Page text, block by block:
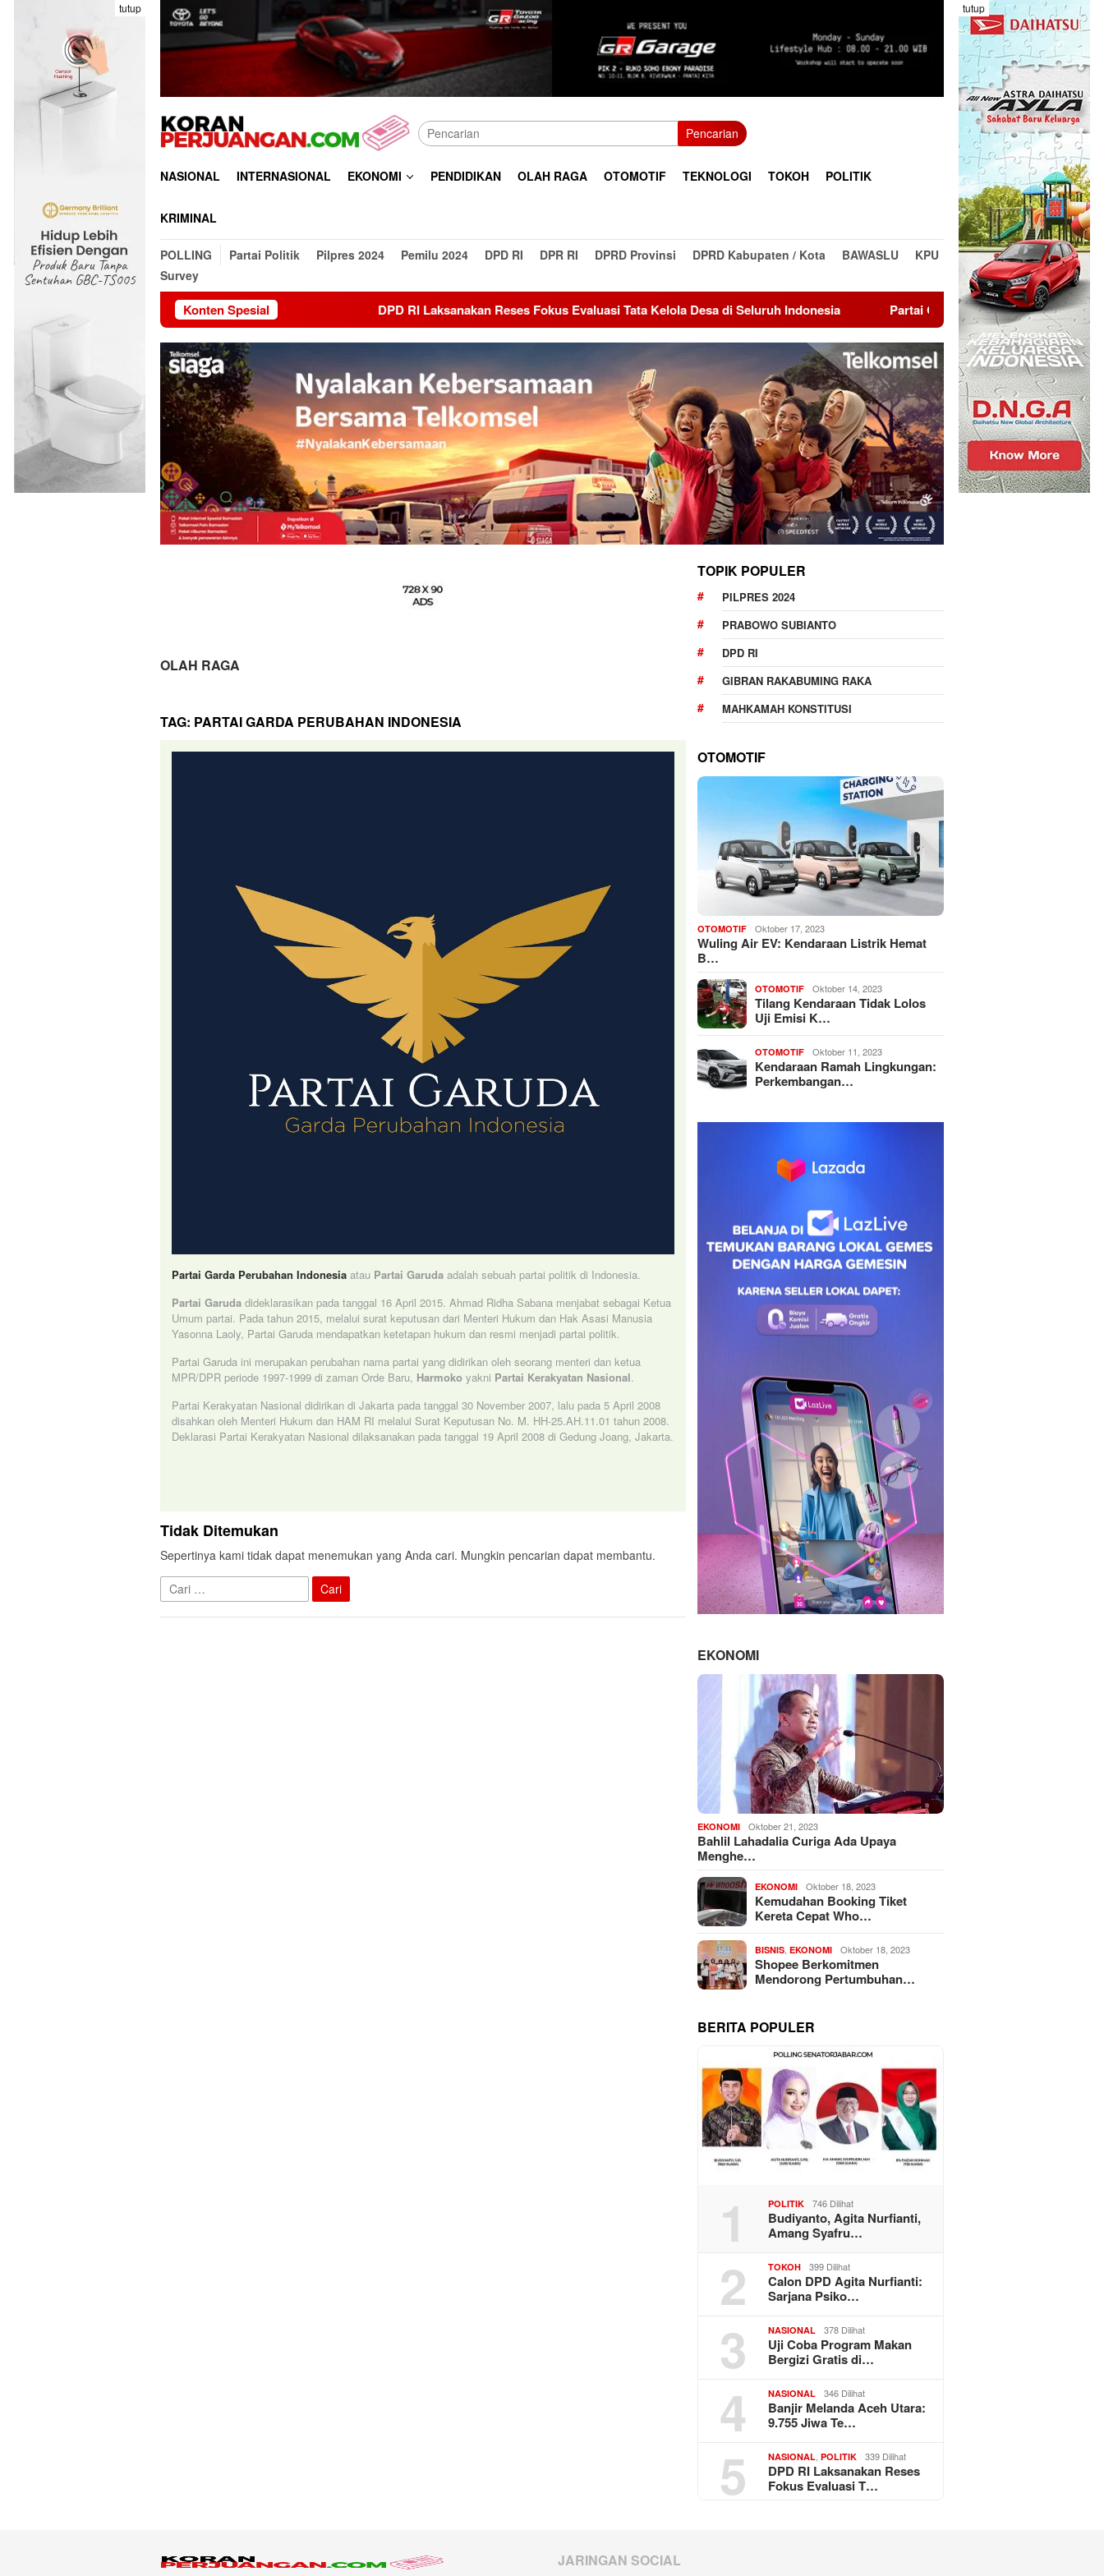
tutup tutup
Pencarian
NASIONAL INTERNASIONAL EKONOMI PENDIDIKAN OLAH RAGA OTOMOTIF TEKNOLOGI TOKOH POLITIK
KRIMINAL
POLLING Partai Politik Pilpres 2024 Pemilu 2024 DPD RI DPR RI DPRD Provinsi DPRD Kabupaten / Kota BAWASLU
KPU
Survey
Konten Spesial DPD RI Laksanakan Reses Fokus Evaluasi Tata Kelola Desa di Seluruh Indonesia Partai Gelora Dukung Gibran Rakabuming Raka
OLAH RAGA
TAG: PARTAI GARDA PERUBAHAN INDONESIA
Partai Garda Perubahan Indonesia atau Partai Garuda adalah sebuah partai politik di Indonesia.
Partai Garuda dideklarasikan pada tanggal 16 April 2015. Ahmad Ridha Sabana menjabat sebagai Ketua
Umum partai. Pada tahun 2015, melalui surat keputusan dari Menteri Hukum dan Hak Asasi Manusia
Yasonna Laoly, Partai Garuda mendapatkan ketetapan hukum dan resmi menjadi partai politik.
Partai Garuda ini merupakan perubahan nama partai yang didirikan oleh seorang menteri dan ketua
MPR/DPR periode 1997-1999 di zaman Orde Baru, Harmoko yakni Partai Kerakyatan Nasional.
Partai Kerakyatan Nasional didirikan di Jakarta pada tanggal 30 November 2007, lalu pada 5 April 2008
disahkan oleh Menteri Hukum dan HAM RI melalui Surat Keputusan No. M. HH-25.AH.11.01 tahun 2008.
Deklarasi Partai Kerakyatan Nasional dilaksanakan pada tanggal 19 April 2008 di Gedung Joang, Jakarta.
Tidak Ditemukan
Sepertinya kami tidak dapat menemukan yang Anda cari. Mungkin pencarian dapat membantu.
Cari
untuk:
TOPIK POPULER
PILPRES 2024
PRABOWO SUBIANTO
DPD RI
GIBRAN RAKABUMING RAKA
MAHKAMAH KONSTITUSI
OTOMOTIF
OTOMOTIF Oktober 17, 2023
Wuling Air EV: Kendaraan Listrik Hemat
B…
OTOMOTIF Oktober 14, 2023
Tilang Kendaraan Tidak Lolos
Uji Emisi K…
OTOMOTIF Oktober 11, 2023
Kendaraan Ramah Lingkungan:
Perkembangan…
EKONOMI
EKONOMI Oktober 21, 2023
Bahlil Lahadalia Curiga Ada Upaya
Menghe…
EKONOMI Oktober 18, 2023
Kemudahan Booking Tiket
Kereta Cepat Who…
BISNIS ,EKONOMI Oktober 18, 2023
Shopee Berkomitmen
Mendorong Pertumbuhan…
BERITA POPULER
1 POLITIK 746 Dilihat
Budiyanto, Agita Nurfianti,
Amang Syafru…
2 TOKOH 399 Dilihat
Calon DPD Agita Nurfianti:
Sarjana Psiko…
3 NASIONAL 378 Dilihat
Uji Coba Program Makan
Bergizi Gratis di…
4 NASIONAL 346 Dilihat
Banjir Melanda Aceh Utara:
9.755 Jiwa Te…
5 NASIONAL,POLITIK 339 Dilihat
DPD RI Laksanakan Reses
Fokus Evaluasi T…
JARINGAN SOCIAL